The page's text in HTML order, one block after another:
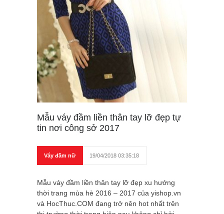
Mẫu váy đầm liền thân tay lỡ đẹp tự
tin nơi công sở 2017
Váy đầm nữ 19/04/2018 03:35:18
Mẫu váy đầm liền thân tay lỡ đẹp xu hướng
thời trang mùa hè 2016 – 2017 của yishop.vn
và HocThuc.COM đang trở nên hot nhất trên